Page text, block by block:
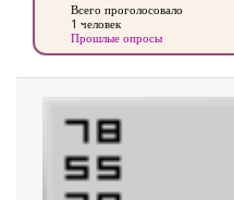
Всего проголосовало
1 человек
Прошлые опросы